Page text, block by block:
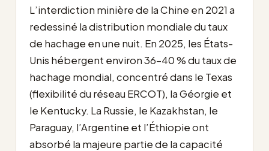
L’interdiction minière de la Chine en 2021 a
redessiné la distribution mondiale du taux
de hachage en une nuit. En 2025, les États-
Unis hébergent environ 36-40 % du taux de
hachage mondial, concentré dans le Texas
(flexibilité du réseau ERCOT), la Géorgie et
le Kentucky. La Russie, le Kazakhstan, le
Paraguay, l’Argentine et l’Éthiopie ont
absorbé la majeure partie de la capacité